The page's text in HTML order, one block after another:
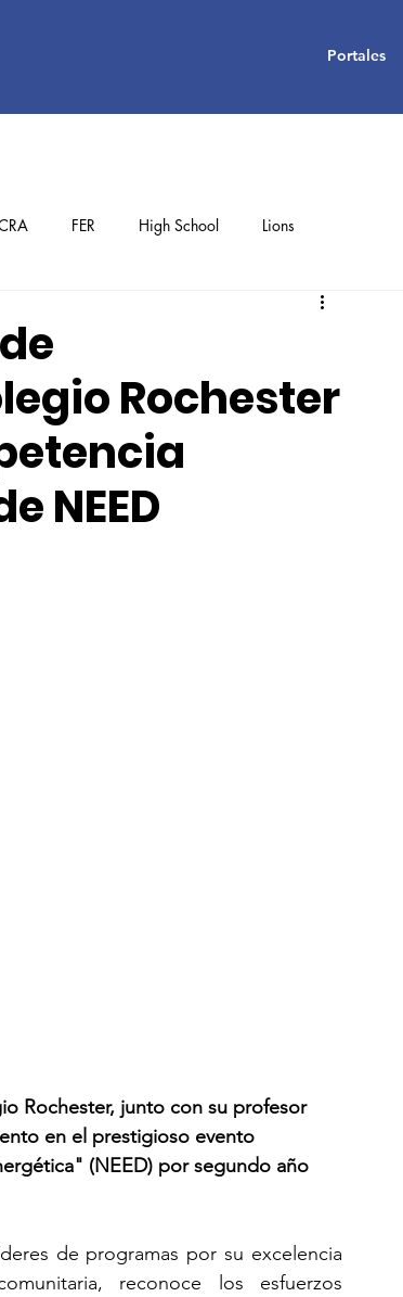
Portales
FER High School Lions
Student Achievements
Rochester
NEED
Rochester, junto con su profesor
en el prestigioso evento
(NEED) por segundo año
de programas por su excelencia
reconoce los esfuerzos